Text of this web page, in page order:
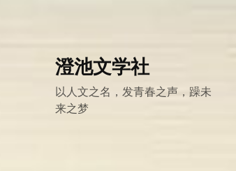
澄池文学社
以人文之名，发青春之声，躁未
来之梦